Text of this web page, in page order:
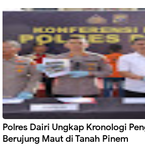
Polres Dairi Ungkap Kronologi
Berujung Maut di Tanah Pinem